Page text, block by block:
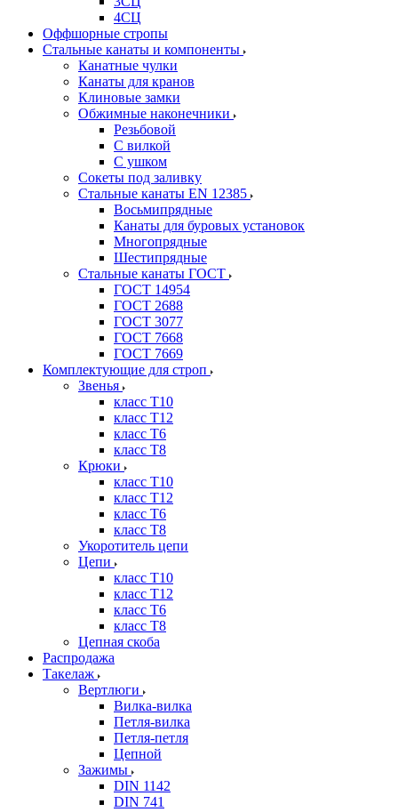
4СЦ
Оффшорные стропы
Стальные канаты и компоненты
Канатные чулки
Канаты для кранов
Клиновые замки
Обжимные наконечники
Резьбовой
С вилкой
С ушком
Сокеты под заливку
Стальные канаты EN 12385
Восьмипрядные
Канаты для буровых установок
Многопрядные
Шестипрядные
Стальные канаты ГОСТ
ГОСТ 14954
ГОСТ 2688
ГОСТ 3077
ГОСТ 7668
ГОСТ 7669
Комплектующие для строп
Звенья
класс Т10
класс Т12
класс Т6
класс Т8
Крюки
класс Т10
класс Т12
класс Т6
класс Т8
Укоротитель цепи
Цепи
класс Т10
класс Т12
класс Т6
класс Т8
Цепная скоба
Распродажа
Такелаж
Вертлюги
Вилка-вилка
Петля-вилка
Петля-петля
Цепной
Зажимы
DIN 1142
DIN 741